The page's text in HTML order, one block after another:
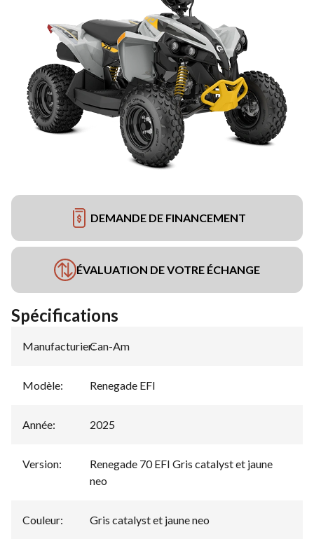
DEMANDE DE FINANCEMENT
ÉVALUATION DE VOTRE ÉCHANGE
Spécifications
Manufacturier:
Can-Am
Modèle: Renegade EFI
Année: 2025
Version:
Renegade 70 EFI Gris catalyst et jaune
neo
Couleur: Gris catalyst et jaune neo